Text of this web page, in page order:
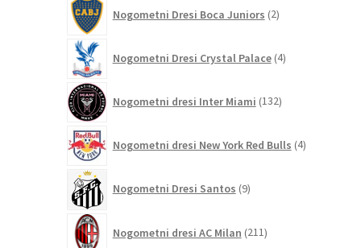
Nogometni Dresi Boca Juniors 2izdelka
Nogometni Dresi Crystal Palace 4izdelki
Nogometni dresi Inter Miami 132izdelkov
Nogometni dresi New York Red Bulls 4izdelki
Nogometni Dresi Santos 9izdelkov
Nogometni dresi AC Milan 211izdelkov